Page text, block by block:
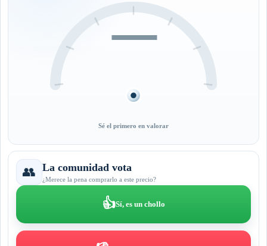
—
Sé el primero en valorar
👥 La comunidad vota
¿Merece la pena comprarlo a este precio?
👍Sí, es un chollo